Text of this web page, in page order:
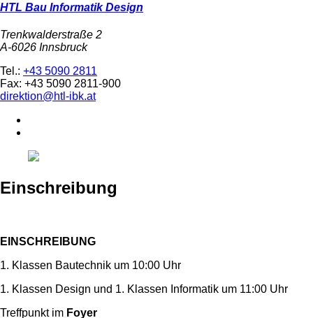
HTL Bau Informatik Design
Trenkwalderstraße 2
A-6026 Innsbruck
Tel.: +43 5090 2811
Fax: +43 5090 2811-900
direktion@htl-ibk.at
Einschreibung
EINSCHREIBUNG
1. Klassen Bautechnik um 10:00 Uhr
1. Klassen Design und 1. Klassen Informatik um 11:00 Uhr
Treffpunkt im Foyer